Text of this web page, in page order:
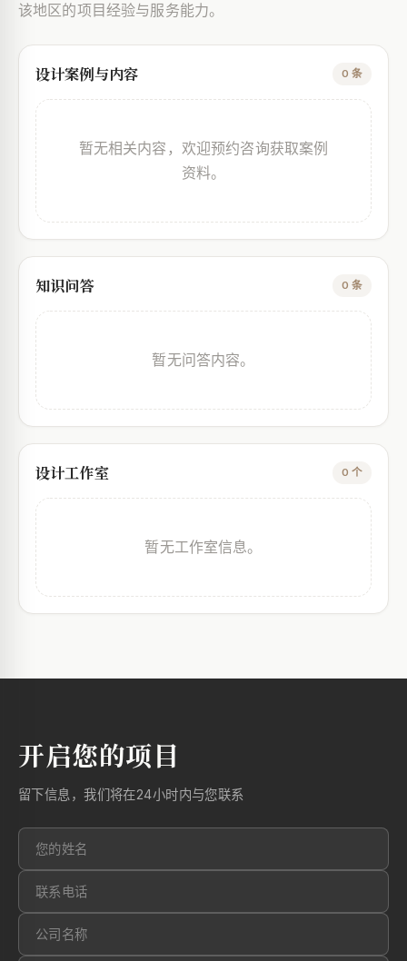
该地区的项目经验与服务能力。
设计案例与内容 0 条
暂无相关内容，欢迎预约咨询获取案例
资料。
知识问答 0 条
暂无问答内容。
设计工作室 0 个
暂无工作室信息。
开启您的项目
留下信息，我们将在24小时内与您联系